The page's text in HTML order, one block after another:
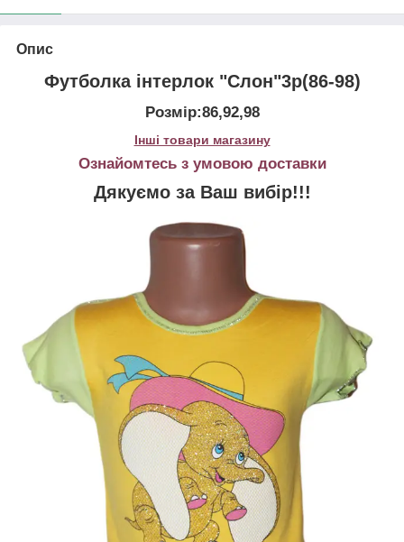
Опис
Футболка інтерлок "Слон"3р(86-98)
Розмір:86,92,98
Інші товари магазину
Ознайомтесь з умовою доставки
Дякуємо за Ваш вибір!!!